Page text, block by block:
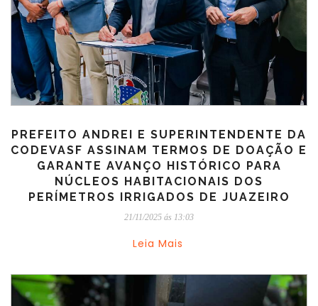
PREFEITO ANDREI E SUPERINTENDENTE DA
CODEVASF ASSINAM TERMOS DE DOAÇÃO E
GARANTE AVANÇO HISTÓRICO PARA
NÚCLEOS HABITACIONAIS DOS
PERÍMETROS IRRIGADOS DE JUAZEIRO
21/11/2025 ás 13:03
Leia Mais